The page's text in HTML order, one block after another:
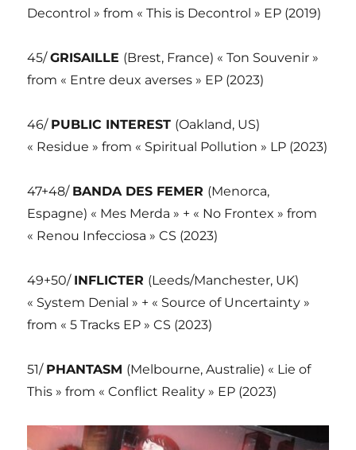
Decontrol » from « This is Decontrol » EP (2019)
45/GRISAILLE (Brest, France) « Ton Souvenir »
from « Entre deux averses » EP (2023)
46/ PUBLIC INTEREST (Oakland, US)
« Residue » from « Spiritual Pollution » LP (2023)
47+48/ BANDA DES FEMER (Menorca,
Espagne) « Mes Merda » + « No Frontex » from
« Renou Infecciosa » CS (2023)
49+50/ INFLICTER (Leeds/Manchester, UK)
« System Denial » + « Source of Uncertainty »
from « 5 Tracks EP » CS (2023)
51/ PHANTASM (Melbourne, Australie) « Lie of
This » from « Conflict Reality » EP (2023)